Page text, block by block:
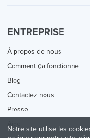
ENTREPRISE
À propos de nous
Comment ça fonctionne
Blog
Contactez nous
Presse
Notre site utilise les